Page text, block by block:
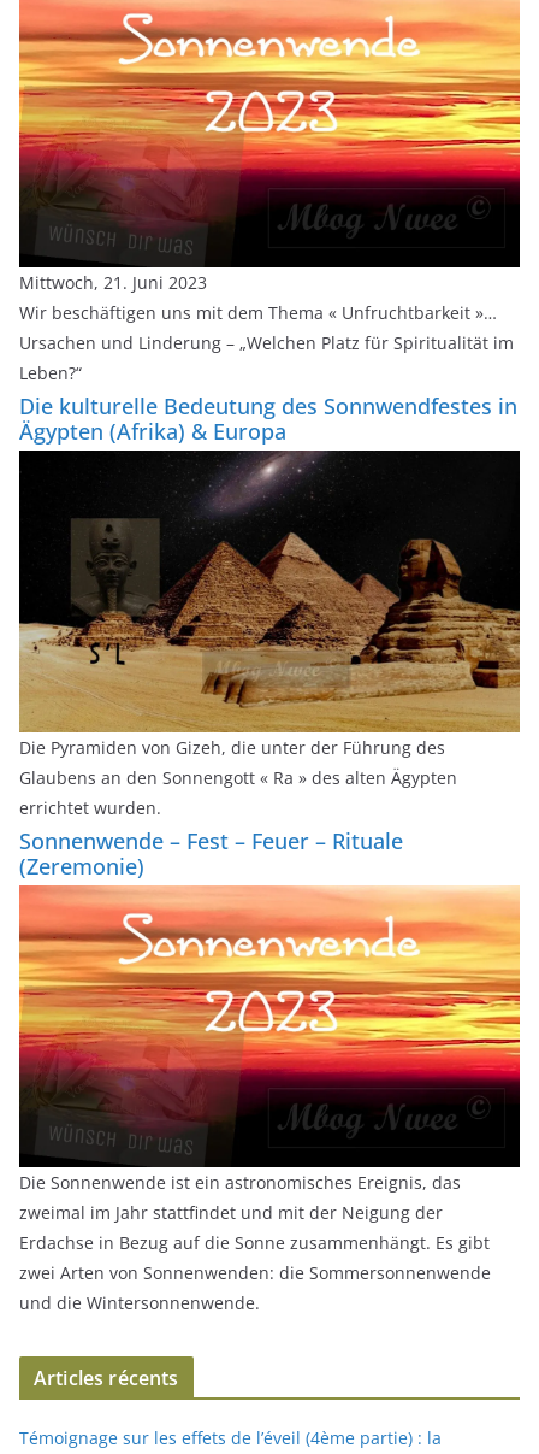
Mittwoch, 21. Juni 2023
Wir beschäftigen uns mit dem Thema « Unfruchtbarkeit »…
Ursachen und Linderung – „Welchen Platz für Spiritualität im
Leben?“
Die kulturelle Bedeutung des Sonnwendfestes in
Ägypten (Afrika) & Europa
Die Pyramiden von Gizeh, die unter der Führung des
Glaubens an den Sonnengott « Ra » des alten Ägypten
errichtet wurden.
Sonnenwende – Fest – Feuer – Rituale
(Zeremonie)
Die Sonnenwende ist ein astronomisches Ereignis, das
zweimal im Jahr stattfindet und mit der Neigung der
Erdachse in Bezug auf die Sonne zusammenhängt. Es gibt
zwei Arten von Sonnenwenden: die Sommersonnenwende
und die Wintersonnenwende.
Articles récents
Témoignage sur les effets de l’éveil (4ème partie) : la